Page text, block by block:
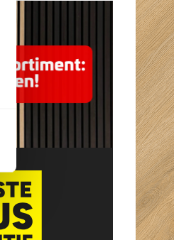
Berghe
hapje en een drankje